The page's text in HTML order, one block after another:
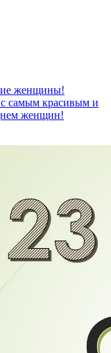
женщины!
самым красивым и
женщин!